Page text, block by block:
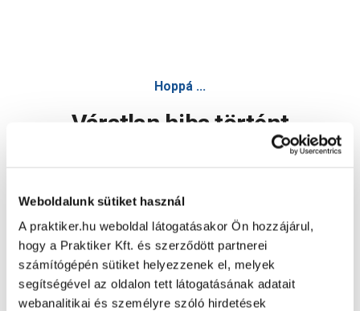
Weboldalunk sütiket használ
A praktiker.hu weboldal látogatásakor Ön hozzájárul,
hogy a Praktiker Kft. és szerződött partnerei
számítógépén sütiket helyezzenek el, melyek
segítségével az oldalon tett látogatásának adatait
webanalitikai és személyre szóló hirdetések
Hoppá ...
Váratlan hiba történt
Oldal újratöltése